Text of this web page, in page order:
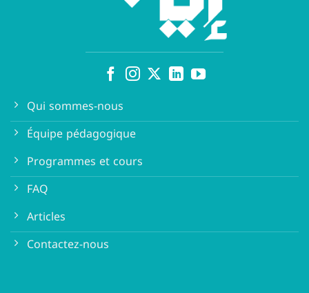
Qui sommes-nous
Équipe pédagogique
Programmes et cours
FAQ
Articles
Contactez-nous